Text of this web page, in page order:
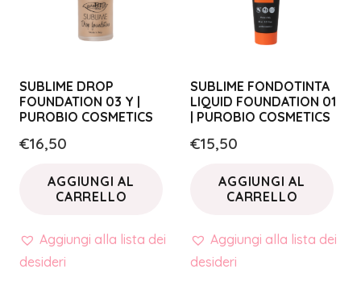
SUBLIME DROP
FOUNDATION 03 Y |
PUROBIO COSMETICS
€16,50
AGGIUNGI AL
CARRELLO
Aggiungi alla lista dei
desideri
SUBLIME FONDOTINTA
LIQUID FOUNDATION 01
| PUROBIO COSMETICS
€15,50
AGGIUNGI AL
CARRELLO
Aggiungi alla lista dei
desideri